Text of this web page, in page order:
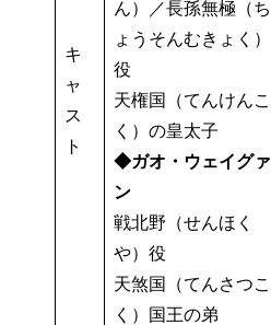
キ
ャ
ス
ト
ん）／長孫無極（ち
ょうそんむきょく）
役
天権国（てんけんこ
く）の皇太子
◆ガオ・ウェイグァ
ン
戦北野（せんほく
や）役
天煞国（てんさつこ
く）国王の弟